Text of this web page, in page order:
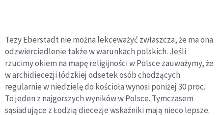
Tezy Eberstadt nie można lekceważyć zwłaszcza, że ma ona
odzwierciedlenie także w warunkach polskich. Jeśli
rzucimy okiem na mapę religijności w Polsce zauważymy, że
w archidiecezji łódzkiej odsetek osób chodzących
regularnie w niedzielę do kościoła wynosi poniżej 30 proc.
To jeden z najgorszych wyników w Polsce. Tymczasem
sąsiadujące z Łodzią diecezje wskaźniki mają nieco lepsze.